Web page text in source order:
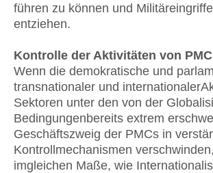
führen zu können und
entziehen.
Kontrolle der Aktivitäten von
Wenn die demokratische und
transnationaler und
Sektoren unter den von der
Bedingungenbereits extrem
Geschäftszweig der PMCs in
Kontrollmechanismen
imgleichen Maße, wie